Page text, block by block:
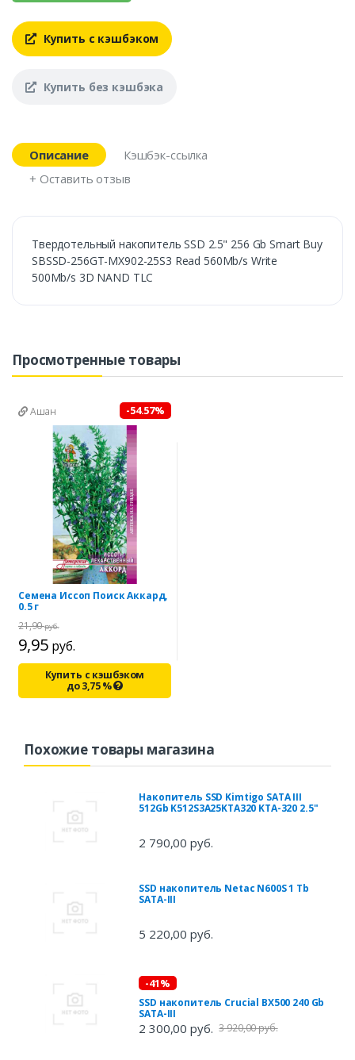
Купить с кэшбэком
Купить без кэшбэка
Описание
Кэшбэк-ссылка
+ Оставить отзыв
Твердотельный накопитель SSD 2.5" 256 Gb Smart Buy
SBSSD-256GT-MX902-25S3 Read 560Mb/s Write
500Mb/s 3D NAND TLC
Просмотренные товары
Ашан -54.57%
Семена Иссоп Поиск Аккард,
0.5 г
21,90руб.
9,95 руб.
Купить с кэшбэком
до3,75%
Похожие товары магазина
Накопитель SSD Kimtigo SATA III
512Gb K512S3A25KTA320 KTA-320 2.5"
2 790,00 руб.
SSD накопитель Netac N600S 1 Tb
SATA-III
5 220,00 руб.
-41%
SSD накопитель Crucial BX500 240 Gb
SATA-III
2 300,00 руб. 3 920,00 руб.